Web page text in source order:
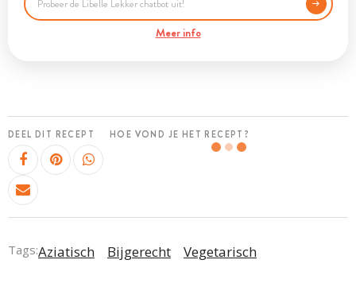
Meer info
DEEL DIT RECEPT HOE VOND JE HET RECEPT?
Tags:Aziatisch Bijgerecht Vegetarisch